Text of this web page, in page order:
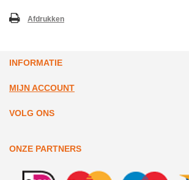
Afdrukken
INFORMATIE
MIJN ACCOUNT
VOLG ONS
ONZE PARTNERS